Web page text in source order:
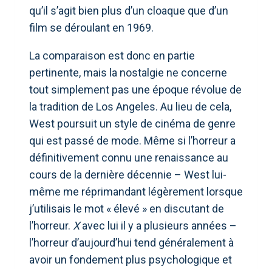
qu’il s’agit bien plus d’un cloaque que d’un
film se déroulant en 1969.
La comparaison est donc en partie
pertinente, mais la nostalgie ne concerne
tout simplement pas une époque révolue de
la tradition de Los Angeles. Au lieu de cela,
West poursuit un style de cinéma de genre
qui est passé de mode. Même si l’horreur a
définitivement connu une renaissance au
cours de la dernière décennie – West lui-
même me réprimandant légèrement lorsque
j’utilisais le mot « élevé » en discutant de
l’horreur. Xavec lui il y a plusieurs années –
l’horreur d’aujourd’hui tend généralement à
avoir un fondement plus psychologique et